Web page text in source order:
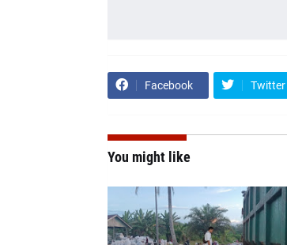
Facebook Twitter
You might like